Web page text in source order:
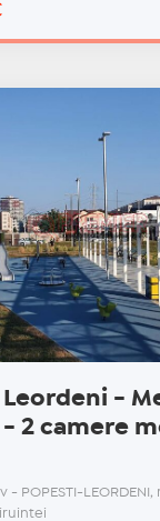
Leordeni -
- 2 camere
- POPESTI-